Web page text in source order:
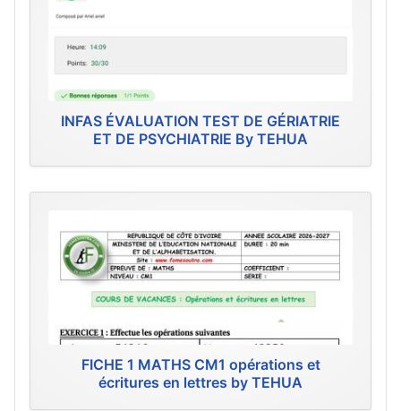
INFAS ÉVALUATION TEST DE GÉRIATRIE
ET DE PSYCHIATRIE By TEHUA
FICHE 1 MATHS CM1 opérations et
écritures en lettres by TEHUA